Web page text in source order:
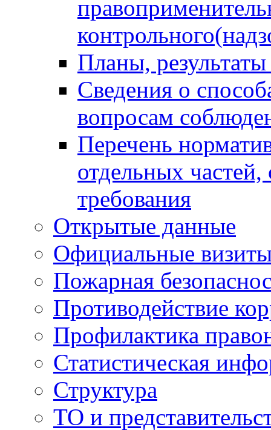
Планы,
Сведения о
вопросам
Перечень
отдельных
требования
Открытые данные
Официальные
Пожарная
Противодействие
Профилактика
Статистическая
Структура
ТО и